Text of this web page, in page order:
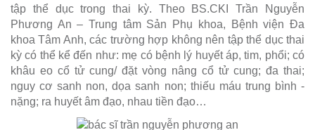
tập thể dục trong thai kỳ. Theo BS.CKI Trần Nguyễn
Phương An – Trung tâm Sản Phụ khoa, Bệnh viện Đa
khoa Tâm Anh, các trường hợp không nên tập thể dục thai
kỳ có thể kể đến như: mẹ có bệnh lý huyết áp, tim, phổi; có
khâu eo cổ tử cung/ đặt vòng nâng cổ tử cung; đa thai;
nguy cơ sanh non, dọa sanh non; thiếu máu trung bình -
nặng; ra huyết âm đạo, nhau tiền đạo…